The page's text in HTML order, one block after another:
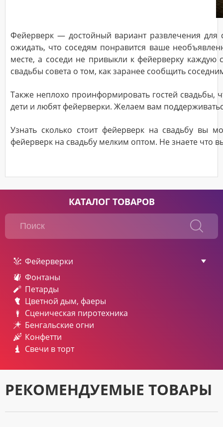
Фейерверк — достойный вариант развлечения
ожидать, что соседям понравится ваше
месте, а соседи не привыкли к фейерверку каждую
свадьбы совета о том, как заранее сообщить
Также неплохо проинформировать гостей
дети и любят фейерверки. Желаем вам
Узнать сколько стоит фейерверк на свадьбу вы
фейерверк на свадьбу мелким оптом. Не знаете что
КАТАЛОГ ТОВАРОВ
Фейерверки
Фонтаны
Петарды
Цветной дым, фаеры
Сценическая пиротехника
Бенгальские огни
Конфетти
Свечи в торт
РЕКОМЕНДУЕМЫЕ ТОВАРЫ